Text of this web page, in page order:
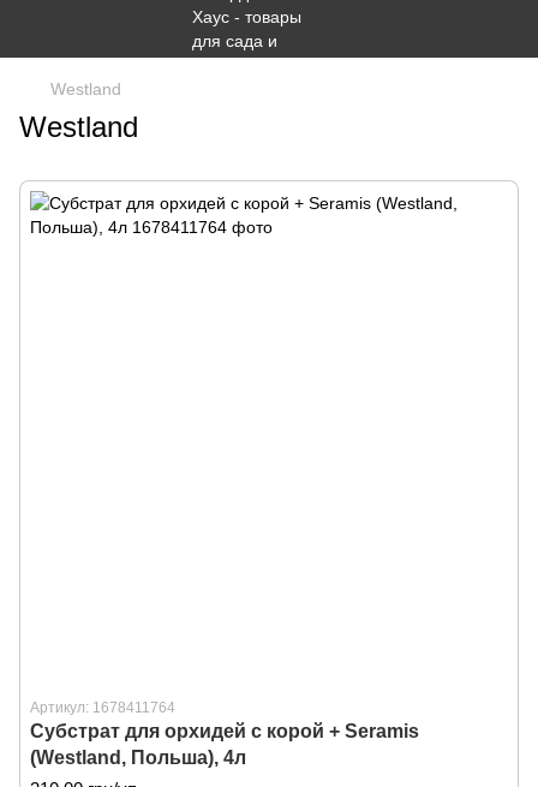
Westland
Westland
Артикул: 1678411764
Субстрат для орхидей с корой + Seramis
(Westland, Польша), 4л